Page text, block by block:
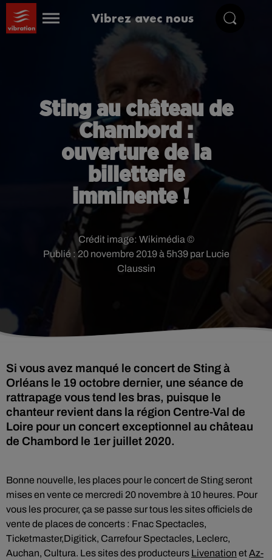
Vibrez avec nous
Sting au château de
Chambord :
ouverture de la
billetterie
imminente !
Publié : 20 novembre 2019 à 5h39 par Lucie
Claussin
Crédit image: Wikimédia ©
Si vous avez manqué le concert de Sting à
Orléans le 19 octobre dernier, une séance de
rattrapage vous tend les bras, puisque le
chanteur revient dans la région Centre-Val de
Loire pour un concert exceptionnel au château
de Chambord le 1er juillet 2020.
Bonne nouvelle, les places pour le concert de Sting seront
mises en vente ce mercredi 20 novembre à 10 heures. Pour
vous les procurer, ça se passe sur tous les sites officiels de
vente de places de concerts : Fnac Spectacles,
Ticketmaster,Digitick, Carrefour Spectacles, Leclerc,
Auchan, Cultura. Les sites des producteurs Livenation etAz-